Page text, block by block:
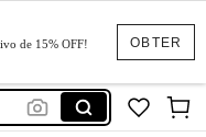
OBTER
de 15% OFF!